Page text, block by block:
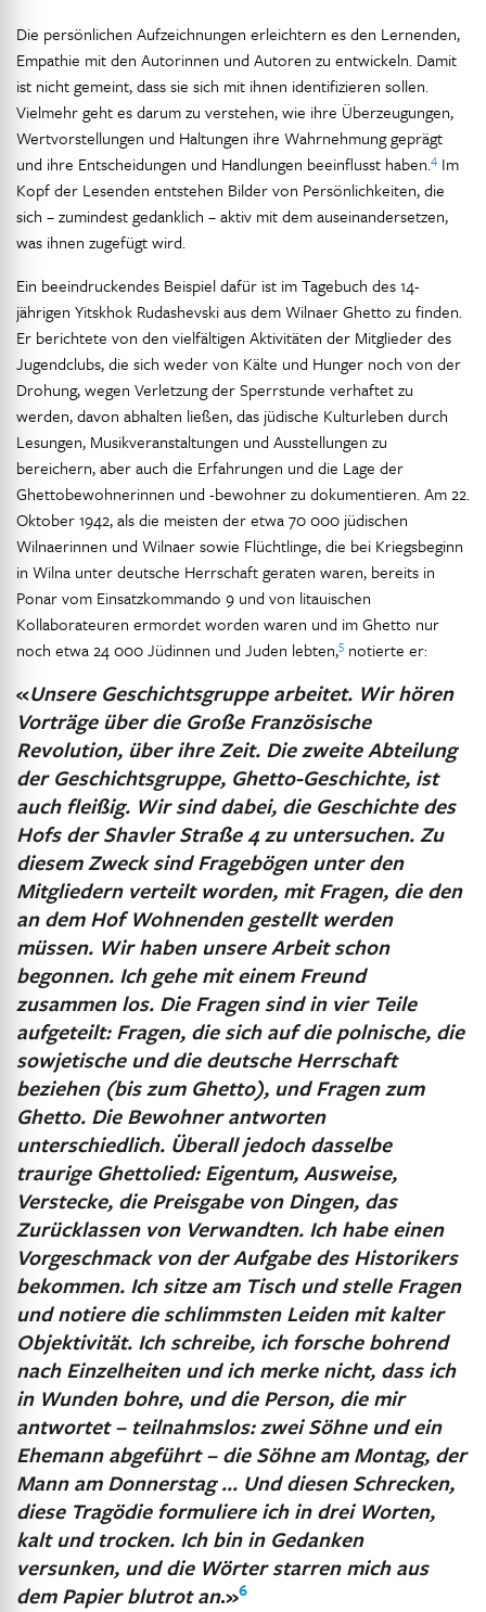
Die persönlichen Aufzeichnungen erleichtern es den Lernenden,
Empathie mit den Autorinnen und Autoren zu entwickeln. Damit
ist nicht gemeint, dass sie sich mit ihnen identifizieren sollen.
Vielmehr geht es darum zu verstehen, wie ihre Überzeugungen,
Wertvorstellungen und Haltungen ihre Wahrnehmung geprägt
und ihre Entscheidungen und Handlungen beeinflusst haben.4 Im
Kopf der Lesenden entstehen Bilder von Persönlichkeiten, die
sich – zumindest gedanklich – aktiv mit dem auseinandersetzen,
was ihnen zugefügt wird.
Ein beeindruckendes Beispiel dafür ist im Tagebuch des 14-
jährigen Yitskhok Rudashevski aus dem Wilnaer Ghetto zu finden.
Er berichtete von den vielfältigen Aktivitäten der Mitglieder des
Jugendclubs, die sich weder von Kälte und Hunger noch von der
Drohung, wegen Verletzung der Sperrstunde verhaftet zu
werden, davon abhalten ließen, das jüdische Kulturleben durch
Lesungen, Musikveranstaltungen und Ausstellungen zu
bereichern, aber auch die Erfahrungen und die Lage der
Ghettobewohnerinnen und -bewohner zu dokumentieren. Am 22.
Oktober 1942, als die meisten der etwa 70 000 jüdischen
Wilnaerinnen und Wilnaer sowie Flüchtlinge, die bei Kriegsbeginn
in Wilna unter deutsche Herrschaft geraten waren, bereits in
Ponar vom Einsatzkommando 9 und von litauischen
Kollaborateuren ermordet worden waren und im Ghetto nur
noch etwa 24 000 Jüdinnen und Juden lebten,5 notierte er:
«Unsere Geschichtsgruppe arbeitet. Wir hören
Vorträge über die Große Französische
Revolution, über ihre Zeit. Die zweite Abteilung
der Geschichtsgruppe, Ghetto-Geschichte, ist
auch fleißig. Wir sind dabei, die Geschichte des
Hofs der Shavler Straße 4 zu untersuchen. Zu
diesem Zweck sind Fragebögen unter den
Mitgliedern verteilt worden, mit Fragen, die den
an dem Hof Wohnenden gestellt werden
müssen. Wir haben unsere Arbeit schon
begonnen. Ich gehe mit einem Freund
zusammen los. Die Fragen sind in vier Teile
aufgeteilt: Fragen, die sich auf die polnische, die
sowjetische und die deutsche Herrschaft
beziehen (bis zum Ghetto), und Fragen zum
Ghetto. Die Bewohner antworten
unterschiedlich. Überall jedoch dasselbe
traurige Ghettolied: Eigentum, Ausweise,
Verstecke, die Preisgabe von Dingen, das
Zurücklassen von Verwandten. Ich habe einen
Vorgeschmack von der Aufgabe des Historikers
bekommen. Ich sitze am Tisch und stelle Fragen
und notiere die schlimmsten Leiden mit kalter
Objektivität. Ich schreibe, ich forsche bohrend
nach Einzelheiten und ich merke nicht, dass ich
in Wunden bohre, und die Person, die mir
antwortet – teilnahmslos: zwei Söhne und ein
Ehemann abgeführt – die Söhne am Montag, der
Mann am Donnerstag … Und diesen Schrecken,
diese Tragödie formuliere ich in drei Worten,
kalt und trocken. Ich bin in Gedanken
versunken, und die Wörter starren mich aus
dem Papier blutrot an.»6